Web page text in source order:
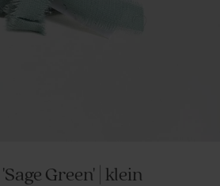
Green' | klein